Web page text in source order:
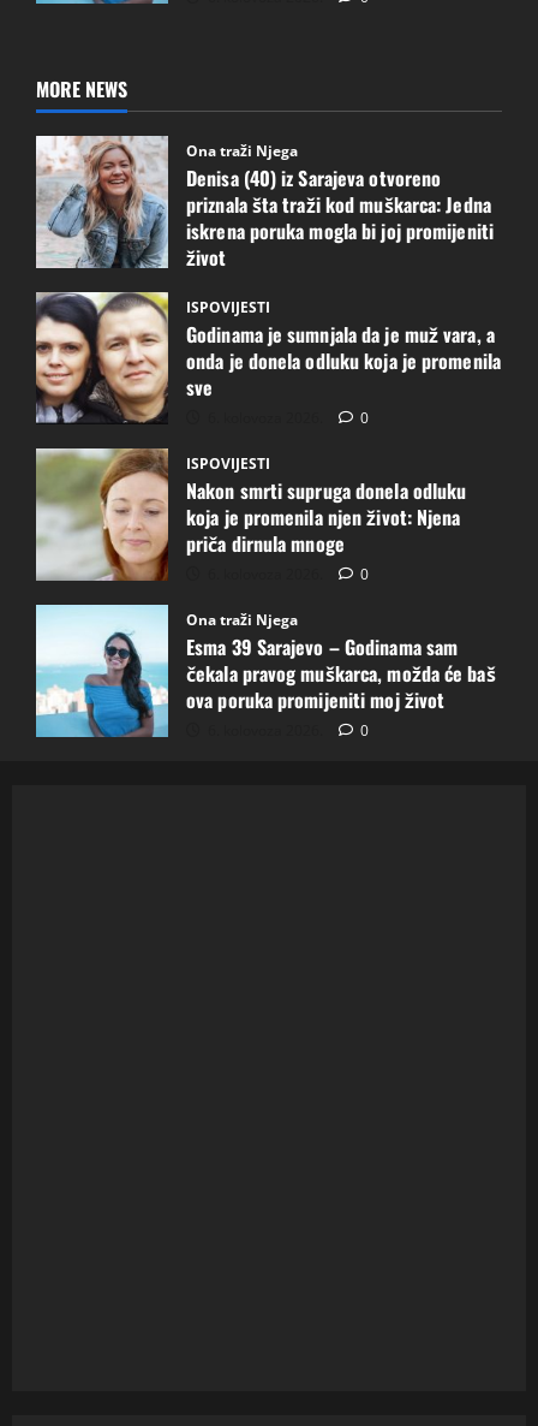
MORE NEWS
Ona traži Njega
Denisa (40) iz Sarajeva otvoreno
priznala šta traži kod muškarca: Jedna
iskrena poruka mogla bi joj promijeniti
život
ISPOVIJESTI
Godinama je sumnjala da je muž vara, a
onda je donela odluku koja je promenila
sve
0
ISPOVIJESTI
Nakon smrti supruga donela odluku
koja je promenila njen život: Njena
priča dirnula mnoge
0
Ona traži Njega
Esma 39 Sarajevo – Godinama sam
čekala pravog muškarca, možda će baš
ova poruka promijeniti moj život
0